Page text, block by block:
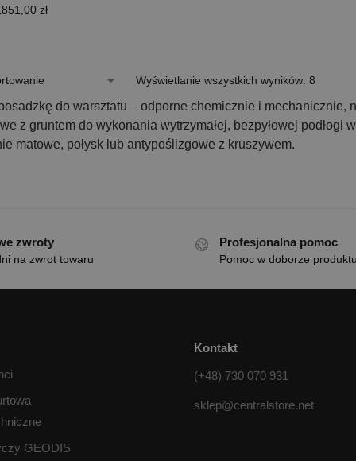
zł
Wyświetlanie wszystkich wyników: 8
do warsztatu – odporne chemicznie i mechanicznie,
z gruntem do wykonania wytrzymałej, bezpyłowej podłogi
matowe, połysk lub antypoślizgowe z kruszywem.
zwroty
na zwrot towaru
Profesjonalna pomoc
Pomoc w doborze
GEODIS
Kontakt
(+48) 730 070 931
sklep@centralstore.net